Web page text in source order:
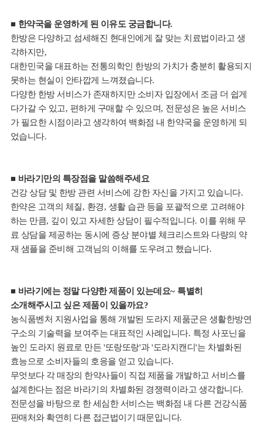
■ 한약국을 운영하게 된 이유도 궁금합니다.
한방은 다양하고 섬세해진 현대인에게 잘 맞는 치료법이라고 생
각하지만,
대한민국을 대표하는 전통의학인 한방의 가치가 충분히 활용되지
못하는 현실이 안타깝게 느껴졌습니다.
다양한 한방 서비스가 존재하지만 소비자 입장에서 조금 더 쉽게
다가갈 수 있고, 편하게 구매할 수 있으며, 전문성은 높은 서비스
가 필요한 시점이라고 생각하여 백화점 내 한약국을 운영하게 되
었습니다.
■ 바라기만의 특장점을 말씀해주세요
건강 상담 및 한방 관련 서비스에 강한 자신을 가지고 있습니다.
한약은 고객의 체질, 환경, 생활 습관 등을 포괄적으로 고려해야
하는 만큼, 깊이 있고 자세한 상담이 필수적입니다. 이를 위해 무
료 상담을 제공하는 동시에 증상 분야별 체크리스트와 다량의 약
재 샘플을 준비해 고객님의 이해를 도우려고 했습니다.
■ 바라기에는 정말 다양한 제품이 있는데요~ 특별히
소개해주시고 싶은 제품이 있을까요?
농식품벤처 지원사업을 통해 개발된 도라지 제품군은 생활한방연
구소의 기술력을 보여주는 대표적인 사례입니다. 특정 사포닌을
높인 도라지 원료로 만든 '또랑또랑'과'도라지캔디'는 차별화된
효능으로 소비자들의 호응을 얻고 있습니다.
무엇보다 각 매장의 한약사들이 직접 제품을 개발하고 서비스를
설계한다는 점은 바라기의 차별화된 경쟁력이라고 생각합니다.
전문성을 바탕으로 한 세심한 서비스는 백화점 내 다른 건강식품
판매처와 확연히 다른 접근법이기 때문입니다.